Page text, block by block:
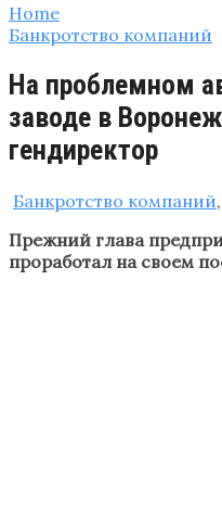
Home
Банкротство компаний
На проблемном
заводе в
гендиректор
Банкротство компаний,
Прежний глава
проработал на своем